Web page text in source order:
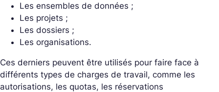
Les ensembles de données ;
Les projets ;
Les dossiers ;
Les organisations.
Ces derniers peuvent être utilisés pour faire face à
différents types de charges de travail, comme les
autorisations, les quotas, les réservations